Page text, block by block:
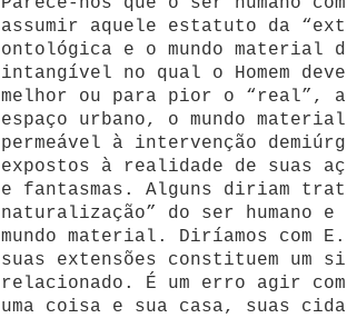
assumir aquele estatuto da
ontológica e o mundo material
intangível no qual o Homem
melhor ou para pior o “real”,
espaço urbano, o mundo
permeável à intervenção
expostos à realidade de suas
e fantasmas. Alguns diriam
naturalização” do ser humano e
mundo material. Diríamos com
suas extensões constituem um
relacionado. É um erro agir
uma coisa e sua casa, suas